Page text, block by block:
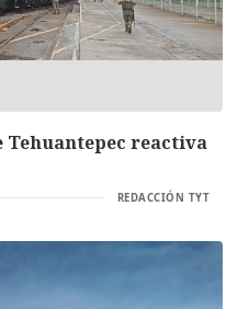
reactiva
REDACCIÓN TYT